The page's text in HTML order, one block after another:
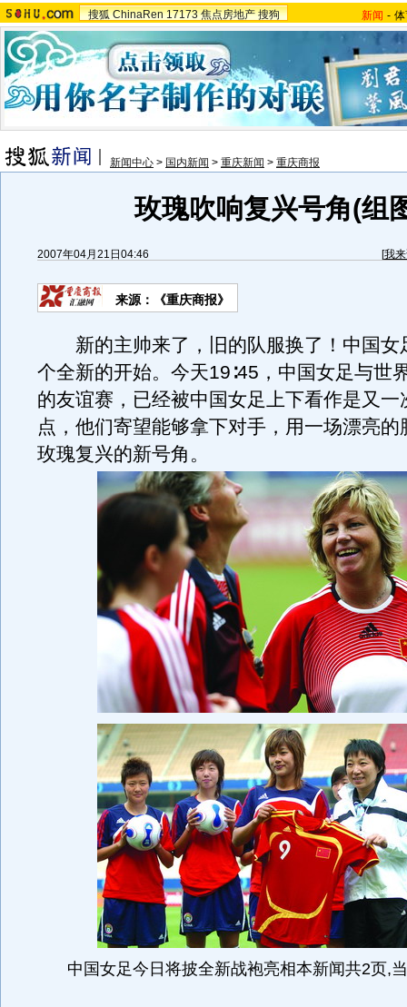
搜狐 ChinaRen 17173 焦点房地产 搜狗 新闻 -
新闻中心 > 国内新闻 > 重庆新闻 > 重庆商报
玫瑰吹响复兴号角(组
2007年04月21日04:46 [我
来源：《重庆商报》
新的主帅来了，旧的队服换了！中国女
个全新的开始。今天19∶45，中国女足与世
的友谊赛，已经被中国女足上下看作是又一
点，他们寄望能够拿下对手，用一场漂亮的
玫瑰复兴的新号角。
中国女足今日将披全新战袍亮相本新闻共2页,